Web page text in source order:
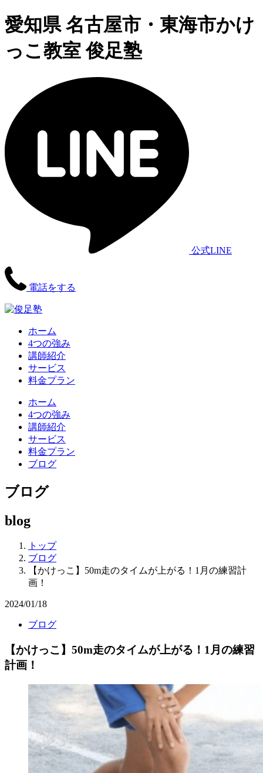
愛知県 名古屋市・東海市かけ
っこ教室 俊足塾
公式LINE
電話をする
ホーム
4つの強み
講師紹介
サービス
料金プラン
ホーム
4つの強み
講師紹介
サービス
料金プラン
ブログ
ブログ
blog
トップ
ブログ
【かけっこ】50m走のタイムが上がる！1月の練習計
画！
2024/01/18
ブログ
【かけっこ】50m走のタイムが上がる！1月の練習
計画！